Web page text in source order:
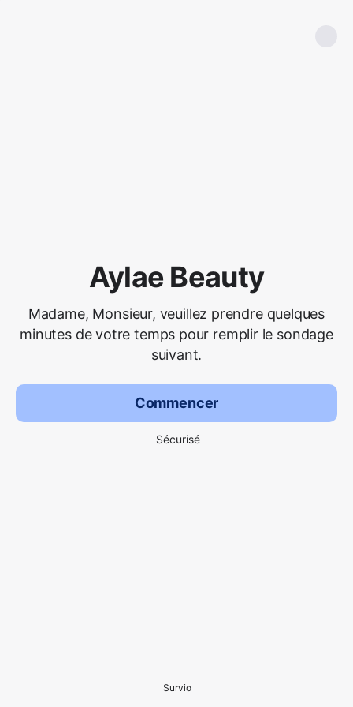
Aylae Beauty
Madame, Monsieur, veuillez prendre quelques
minutes de votre temps pour remplir le sondage
suivant.
Commencer
Sécurisé
Survio